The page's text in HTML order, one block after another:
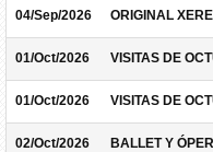
04/Sep/2026 ORIGINAL
01/Oct/2026 VISITAS DE
01/Oct/2026 VISITAS DE
02/Oct/2026 BALLET Y